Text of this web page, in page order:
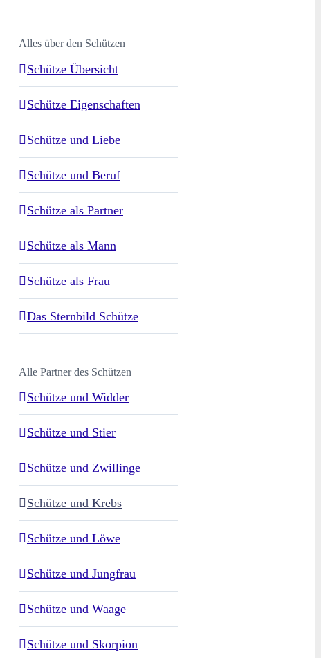
Alles über den Schützen
Schütze Übersicht
Schütze Eigenschaften
Schütze und Liebe
Schütze und Beruf
Schütze als Partner
Schütze als Mann
Schütze als Frau
Das Sternbild Schütze
Alle Partner des Schützen
Schütze und Widder
Schütze und Stier
Schütze und Zwillinge
Schütze und Krebs
Schütze und Löwe
Schütze und Jungfrau
Schütze und Waage
Schütze und Skorpion